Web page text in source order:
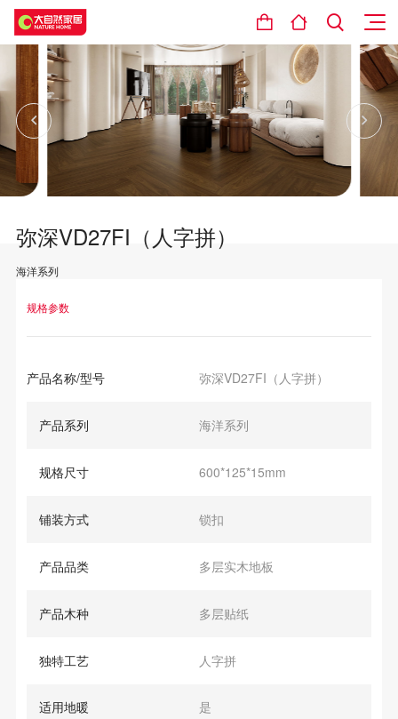
弥深VD27FI（人字拼）
海洋系列
规格参数
产品名称/型号 弥深VD27FI（人字拼）
产品系列 海洋系列
规格尺寸 600*125*15mm
铺装方式 锁扣
产品品类 多层实木地板
产品木种 多层贴纸
独特工艺 人字拼
适用地暖 是